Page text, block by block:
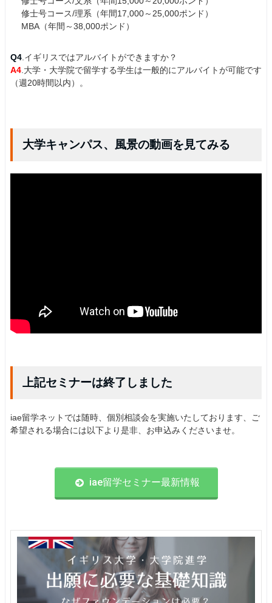
修士号コース/理系（年間17,000～25,000ポンド）
MBA（年間～38,000ポンド）
Q4.イギリスではアルバイトができますか？
A4.大学・大学院で留学する学生は一般的にアルバイトが可能です
（週20時間以内）。
大学キャンパス、風景の動画を見てみる
上記セミナーは終了しました
iae留学ネットでは随時、個別相談会を実施いたしております、ご
希望される場合には以下より是非、お申込みくださいませ。
iae留学セミナー最新情報